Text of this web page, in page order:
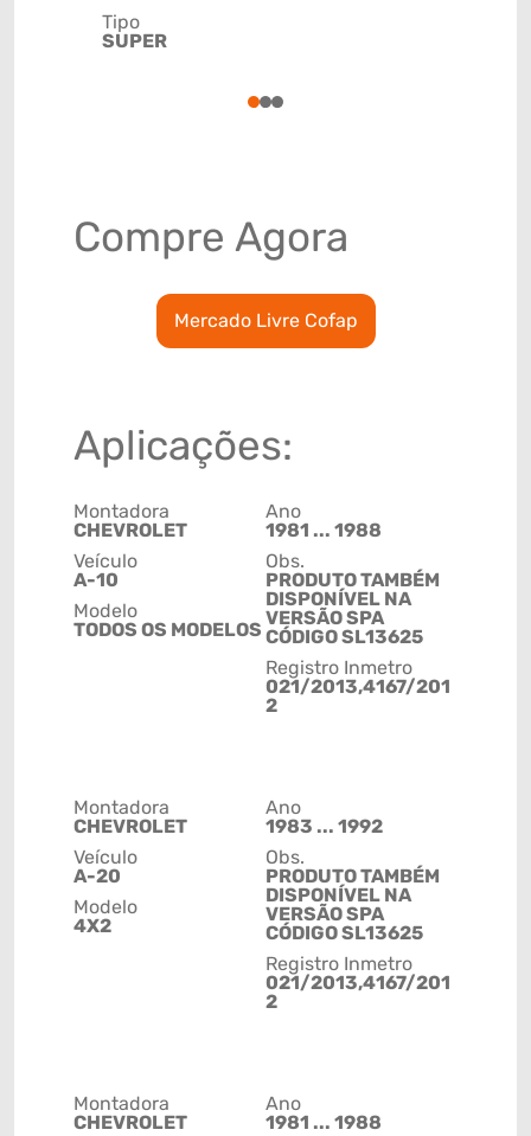
Tipo
SUPER
123
Compre Agora
Mercado Livre Cofap
Aplicações:
Montadora
CHEVROLET
Veículo
A-10
Modelo
TODOS OS MODELOS
Ano
1981 ... 1988
Obs.
PRODUTO TAMBÉM
DISPONÍVEL NA
VERSÃO SPA
CÓDIGO SL13625
Registro Inmetro
021/2013,4167/201
2
Montadora
CHEVROLET
Veículo
A-20
Modelo
4X2
Ano
1983 ... 1992
Obs.
PRODUTO TAMBÉM
DISPONÍVEL NA
VERSÃO SPA
CÓDIGO SL13625
Registro Inmetro
021/2013,4167/201
2
Montadora
CHEVROLET
Ano
1981 ... 1988